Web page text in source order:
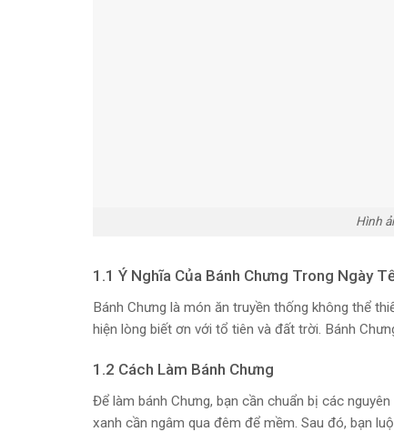
Hình
1.1 Ý Nghĩa Của Bánh Chưng Trong Ngày
Bánh Chưng là món ăn truyền thống không thể
hiện lòng biết ơn với tổ tiên và đất trời. Bánh
1.2 Cách Làm Bánh Chưng
Để làm bánh Chưng, bạn cần chuẩn bị các
xanh cần ngâm qua đêm để mềm. Sau đó, bạn